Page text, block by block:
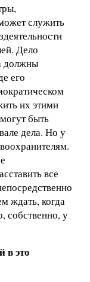
служить
Дело
должны
его
их этими
быть
дела. Но у
все
ждать, когда
собственно, у
в это